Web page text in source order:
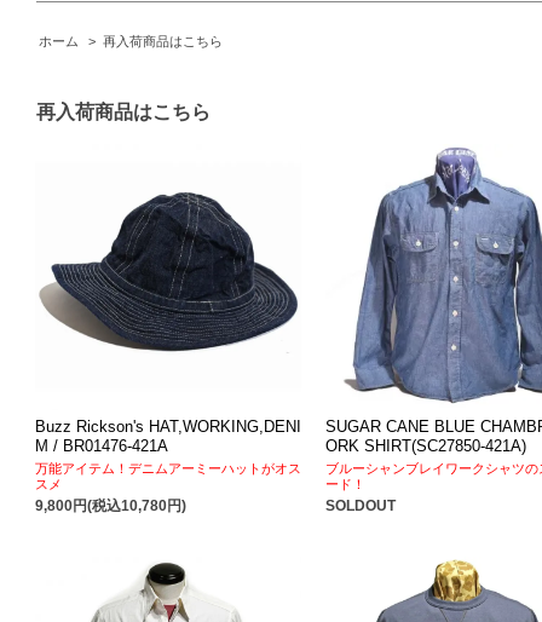
ホーム > 再入荷商品はこちら
再入荷商品はこちら
Buzz Rickson's HAT,WORKING,DENI
M / BR01476-421A
万能アイテム！デニムアーミーハットがオス
スメ
9,800円(税込10,780円)
SUGAR CANE BLUE
ORK SHIRT(SC27850-421A)
ブルーシャンブレイワークシャツの
ード！
SOLDOUT